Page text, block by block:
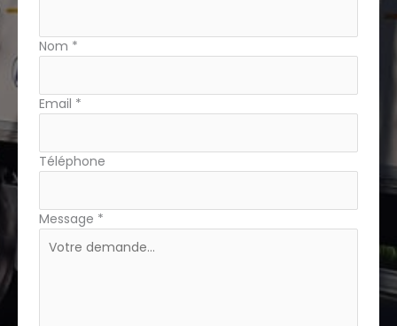
téléphone
Nom *
Email *
Téléphone
Message *